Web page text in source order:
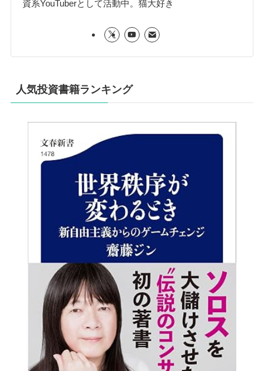
資系YouTuberとして活動中。猫大好き
人気投資書籍ランキング